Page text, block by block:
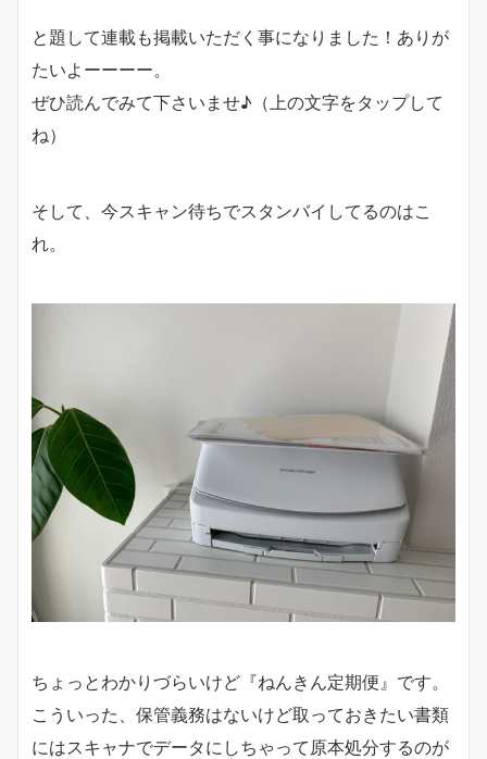
と題して連載も掲載いただく事になりました！ありが
たいよーーーー。
ぜひ読んでみて下さいませ♪（上の文字をタップして
ね）
そして、今スキャン待ちでスタンバイしてるのはこ
れ。
ちょっとわかりづらいけど『ねんきん定期便』です。
こういった、保管義務はないけど取っておきたい書類
にはスキャナでデータにしちゃって原本処分するのが